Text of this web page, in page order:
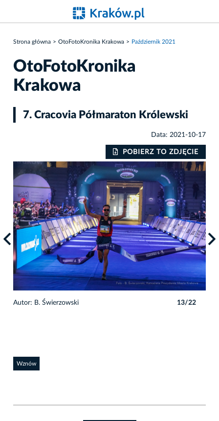
Strona główna OtoFotoKronika Krakowa Październik 2021
OtoFotoKronika
Krakowa
7. Cracovia Półmaraton Królewski
Data: 2021-10-17
POBIERZ TO ZDJĘCIE
Autor: B. Świerzowski 13/22
Wznów